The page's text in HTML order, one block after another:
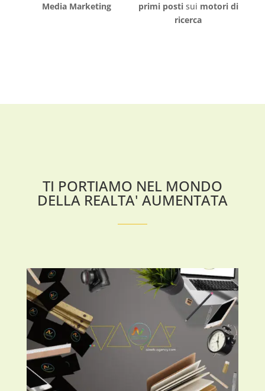
Media Marketing
primi postisui motori di
ricerca
TI PORTIAMO NEL MONDO
DELLA REALTA' AUMENTATA